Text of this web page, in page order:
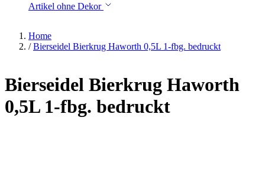
Artikel ohne Dekor
Home
/ Bierseidel Bierkrug Haworth 0,5L 1-fbg. bedruckt
Bierseidel Bierkrug Haworth
0,5L 1-fbg. bedruckt